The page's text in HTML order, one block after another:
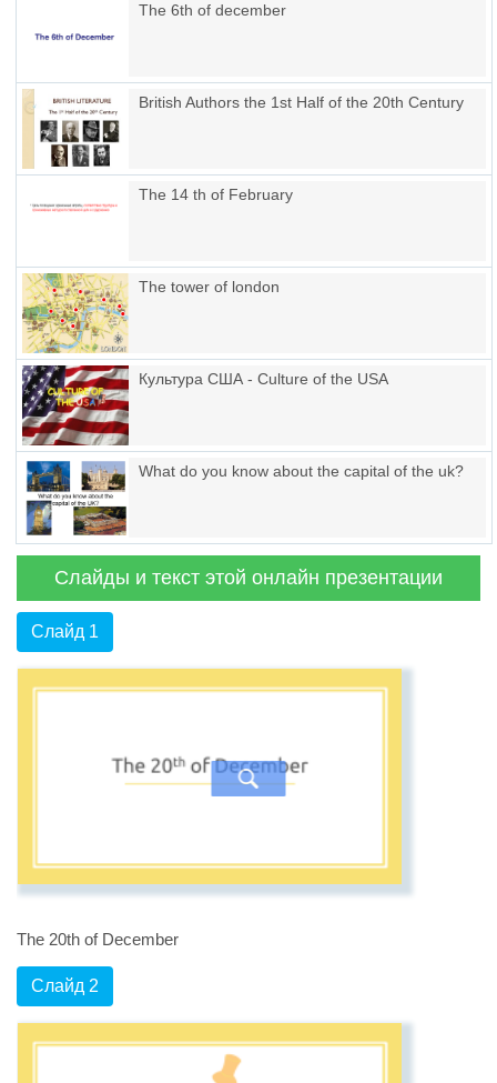
The 6th of december
British Authors the 1st Half of the 20th Century
The 14 th of February
The tower of london
Культура США - Culture of the USA
What do you know about the capital of the uk?
Слайды и текст этой онлайн презентации
Слайд 1
The 20th of December
Слайд 2